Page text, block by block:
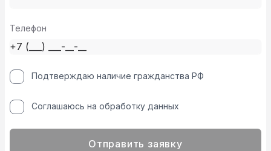
Телефон
Подтверждаю наличие гражданства РФ
Соглашаюсь на обработку данных
Отправить заявку